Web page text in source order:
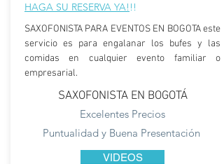
HAGA SU RESERVA YA!!!
SAXOFONISTA PARA EVENTOS EN BOGOTA este
servicio es para engalanar los bufes y las
comidas en cualquier evento familiar o
empresarial.
SAXOFONISTA EN BOGOTÁ
Excelentes Precios
Puntualidad y Buena Presentación
VIDEOS